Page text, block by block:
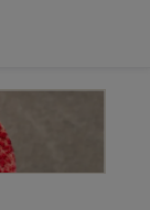
ligne